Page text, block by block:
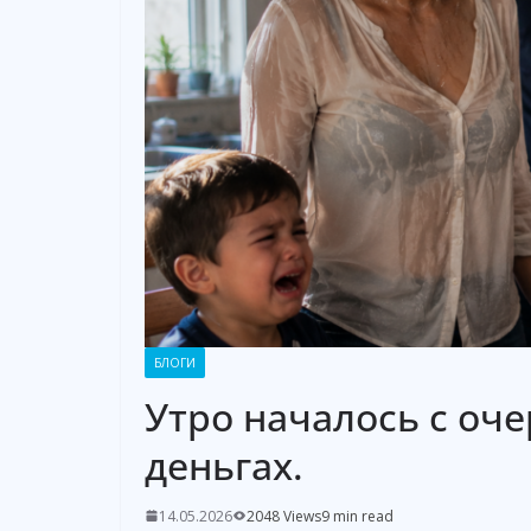
БЛОГИ
Утро началось с
деньгах.
14.05.2026 2048 Views9 min read